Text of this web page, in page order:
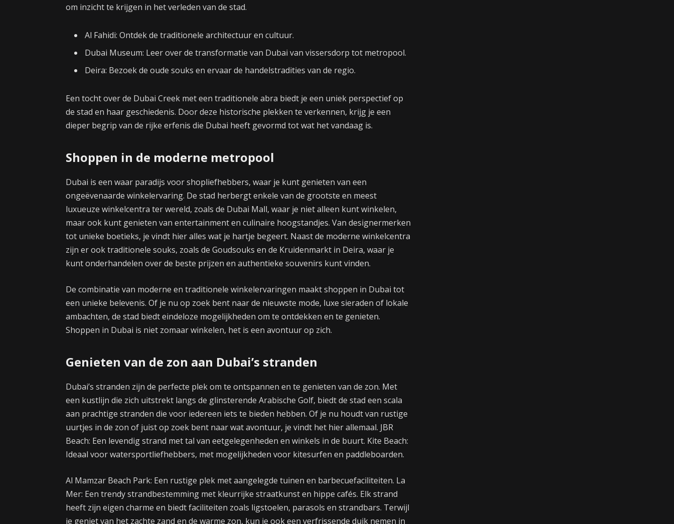
om inzicht te krijgen in het verleden van de stad.
Al Fahidi: Ontdek de traditionele architectuur en cultuur.
Dubai Museum: Leer over de transformatie van Dubai van vissersdorp tot metropool.
Deira: Bezoek de oude souks en ervaar de handelstradities van de regio.
Een tocht over de Dubai Creek met een traditionele abra biedt je een uniek perspectief op
de stad en haar geschiedenis. Door deze historische plekken te verkennen, krijg je een
dieper begrip van de rijke erfenis die Dubai heeft gevormd tot wat het vandaag is.
Shoppen in de moderne metropool
Dubai is een waar paradijs voor shopliefhebbers, waar je kunt genieten van een
ongeëvenaarde winkelervaring. De stad herbergt enkele van de grootste en meest
luxueuze winkelcentra ter wereld, zoals de Dubai Mall, waar je niet alleen kunt winkelen,
maar ook kunt genieten van entertainment en culinaire hoogstandjes. Van designermerken
tot unieke boetieks, je vindt hier alles wat je hartje begeert. Naast de moderne winkelcentra
zijn er ook traditionele souks, zoals de Goudsouks en de Kruidenmarkt in Deira, waar je
kunt onderhandelen over de beste prijzen en authentieke souvenirs kunt vinden.
De combinatie van moderne en traditionele winkelervaringen maakt shoppen in Dubai tot
een unieke belevenis. Of je nu op zoek bent naar de nieuwste mode, luxe sieraden of lokale
ambachten, de stad biedt eindeloze mogelijkheden om te ontdekken en te genieten.
Shoppen in Dubai is niet zomaar winkelen, het is een avontuur op zich.
Genieten van de zon aan Dubai’s stranden
Dubai’s stranden zijn de perfecte plek om te ontspannen en te genieten van de zon. Met
een kustlijn die zich uitstrekt langs de glinsterende Arabische Golf, biedt de stad een scala
aan prachtige stranden die voor iedereen iets te bieden hebben. Of je nu houdt van rustige
uurtjes in de zon of juist op zoek bent naar wat avontuur, je vindt het hier allemaal. JBR
Beach: Een levendig strand met tal van eetgelegenheden en winkels in de buurt. Kite Beach:
Ideaal voor watersportliefhebbers, met mogelijkheden voor kitesurfen en paddleboarden.
Al Mamzar Beach Park: Een rustige plek met aangelegde tuinen en barbecuefaciliteiten. La
Mer: Een trendy strandbestemming met kleurrijke straatkunst en hippe cafés. Elk strand
heeft zijn eigen charme en biedt faciliteiten zoals ligstoelen, parasols en strandbars. Terwijl
je geniet van het zachte zand en de warme zon, kun je ook een verfrissende duik nemen in